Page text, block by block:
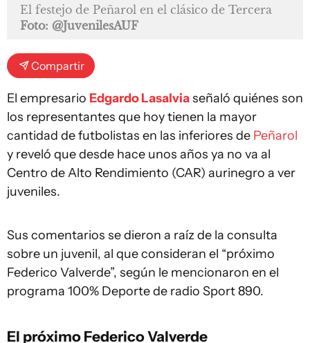
El festejo de Peñarol en el clásico de Tercera
Foto: @JuvenilesAUF
Compartir
El empresario Edgardo Lasalviaseñaló quiénes son
los representantes que hoy tienen la mayor
cantidad de futbolistas en las inferiores de Peñarol
y reveló que desde hace unos años ya no va al
Centro de Alto Rendimiento (CAR) aurinegro a ver
juveniles.
Sus comentarios se dieron a raíz de la consulta
sobre un juvenil, al que consideran el “próximo
Federico Valverde”, según le mencionaron en el
programa 100% Deporte de radio Sport 890.
El próximo Federico Valverde